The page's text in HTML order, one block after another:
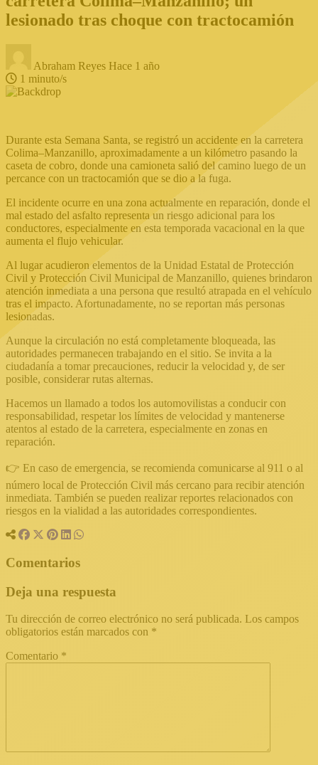
lesionado tras choque con tractocamión
Abraham Reyes Hace 1 año
1 minuto/s
Durante esta Semana Santa, se registró un accidente en la carretera
Colima–Manzanillo, aproximadamente a un kilómetro pasando la
caseta de cobro, donde una camioneta salió del camino luego de un
percance con un tractocamión que se dio a la fuga.
El incidente ocurre en una zona actualmente en reparación, donde el
mal estado del asfalto representa un riesgo adicional para los
conductores, especialmente en esta temporada vacacional en la que
aumenta el flujo vehicular.
Al lugar acudieron elementos de la Unidad Estatal de Protección
Civil y Protección Civil Municipal de Manzanillo, quienes brindaron
atención inmediata a una persona que resultó atrapada en el vehículo
tras el impacto. Afortunadamente, no se reportan más personas
lesionadas.
Aunque la circulación no está completamente bloqueada, las
autoridades permanecen trabajando en el sitio. Se invita a la
ciudadanía a tomar precauciones, reducir la velocidad y, de ser
posible, considerar rutas alternas.
Hacemos un llamado a todos los automovilistas a conducir con
responsabilidad, respetar los límites de velocidad y mantenerse
atentos al estado de la carretera, especialmente en zonas en
reparación.
👉 En caso de emergencia, se recomienda comunicarse al 911 o al
número local de Protección Civil más cercano para recibir atención
inmediata. También se pueden realizar reportes relacionados con
riesgos en la vialidad a las autoridades correspondientes.
Comentarios
Deja una respuesta
Tu dirección de correo electrónico no será publicada. Los campos
obligatorios están marcados con *
Comentario *